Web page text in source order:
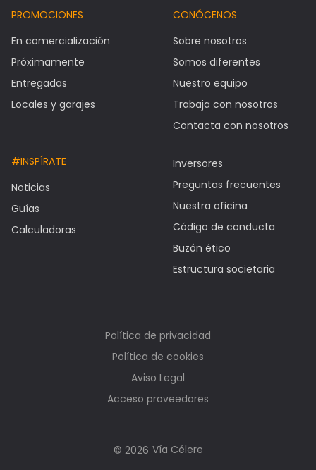
PROMOCIONES
En comercialización
Próximamente
Entregadas
Locales y garajes
CONÓCENOS
Sobre nosotros
Somos diferentes
Nuestro equipo
Trabaja con nosotros
Contacta con nosotros
#INSPÍRATE
Noticias
Guías
Calculadoras
Inversores
Preguntas frecuentes
Nuestra oficina
Código de conducta
Buzón ético
Estructura societaria
© 2026 Vía Célere
Política de privacidad
Política de cookies
Aviso Legal
Acceso proveedores